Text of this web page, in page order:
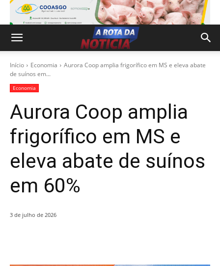
Início Economia
Aurora Coop amplia frigorífico em MS e eleva abate
de suínos em...
Economia
Aurora Coop amplia
frigorífico em MS e
eleva abate de suínos
em 60%
3 de julho de 2026